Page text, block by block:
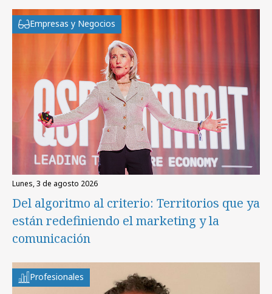
Empresas y Negocios
lunes, 3 de agosto 2026
Del algoritmo al criterio: Territorios que ya
están redefiniendo el marketing y la
comunicación
Profesionales